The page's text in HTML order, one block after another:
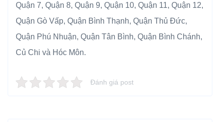
Quận 7, Quận 8, Quận 9, Quận 10, Quận 11, Quận 12,
Quận Gò Vấp, Quận Bình Thạnh, Quận Thủ Đức,
Quận Phú Nhuận, Quận Tân Bình, Quận Bình Chánh,
Củ Chi và Hóc Môn.
Đánh giá post